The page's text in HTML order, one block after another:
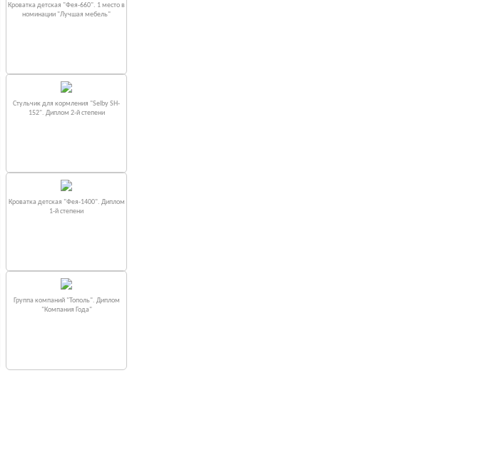
Кроватка детская "Фея-660". 1 место в
номинации "Лучшая мебель"
Стульчик для кормления "Selby SH-
152". Диплом 2-й степени
Кроватка детская "Фея-1400". Диплом
1-й степени
Группа компаний "Тополь". Диплом
"Компания Года"